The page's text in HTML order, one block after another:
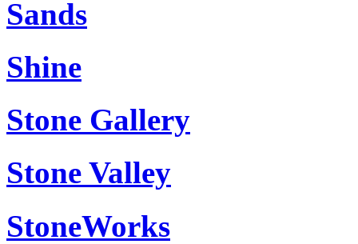
Sands
Shine
Stone Gallery
Stone Valley
StoneWorks